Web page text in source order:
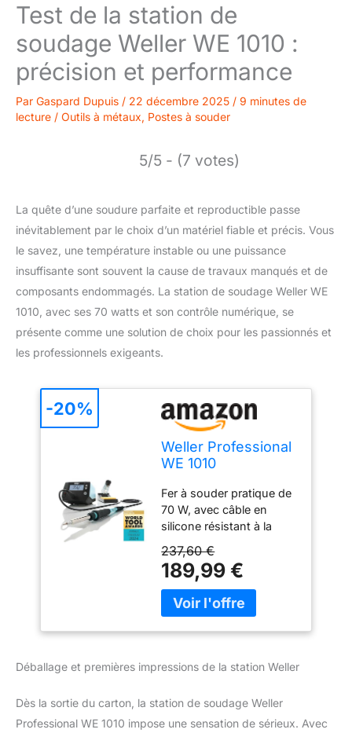
Test de la station de
soudage Weller WE 1010 :
précision et performance
Par Gaspard Dupuis / 22 décembre 2025 / 9 minutes de
lecture / Outils à métaux, Postes à souder
5/5 - (7 votes)
La quête d’une soudure parfaite et reproductible passe
inévitablement par le choix d’un matériel fiable et précis. Vous
le savez, une température instable ou une puissance
insuffisante sont souvent la cause de travaux manqués et de
composants endommagés. La station de soudage Weller WE
1010, avec ses 70 watts et son contrôle numérique, se
présente comme une solution de choix pour les passionnés et
les professionnels exigeants.
Weller Professional
WE 1010
Station de Soudage
Numérique à 1
Canal, 70 W/230 V,
Plage de
Température 100 °C
– 450 °C, Bleu
Fer à souder pratique de
70 W, avec câble en
silicone résistant à la
manipulation sûre. La
stabilité de la
température (+/-2 °C) et
le verrouillage de la
permettent un processus
constant avec des
résultats de soudure
237,60 €
189,99 €
-20%
Déballage et premières impressions de la station Weller
Dès la sortie du carton, la station de soudage Weller
Professional WE 1010 impose une sensation de sérieux. Avec